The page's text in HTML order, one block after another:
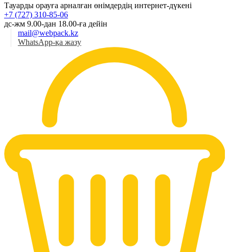
Тауарды орауға арналған өнімдердің интернет-дүкені
+7 (727) 310-85-06
дс-жм 9.00-дан 18.00-ға дейін
mail@webpack.kz
WhatsApp-қа жазу